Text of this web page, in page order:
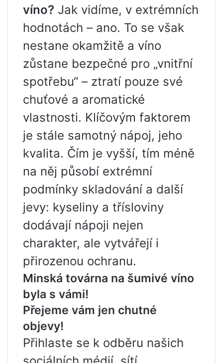
víno? Jak vidíme, v extrémních
hodnotách – ano. To se však
nestane okamžitě a víno
zůstane bezpečné pro „vnitřní
spotřebu“ – ztratí pouze své
chuťové a aromatické
vlastnosti. Klíčovým faktorem
je stále samotný nápoj, jeho
kvalita. Čím je vyšší, tím méně
na něj působí extrémní
podmínky skladování a další
jevy: kyseliny a třísloviny
dodávají nápoji nejen
charakter, ale vytvářejí i
přirozenou ochranu.
Minská továrna na šumivé víno
byla s vámi!
Přejeme vám jen chutné
objevy!
Přihlaste se k odběru našich